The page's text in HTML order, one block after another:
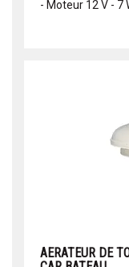
- Moteur 12 V - 7
AERATEUR DE